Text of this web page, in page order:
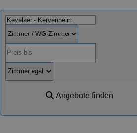
Angebote finden